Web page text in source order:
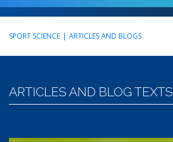
SPORT SCIENCE | ARTICLES AND BLOGS
ARTICLES AND BLOG TEXTS